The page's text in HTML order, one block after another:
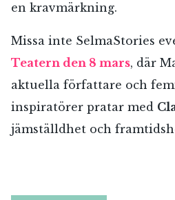
en kravmärkning.
Missa inte SelmaStories
Teatern den 8 mars, där
aktuella författare och
inspiratörer pratar med
jämställdhet och